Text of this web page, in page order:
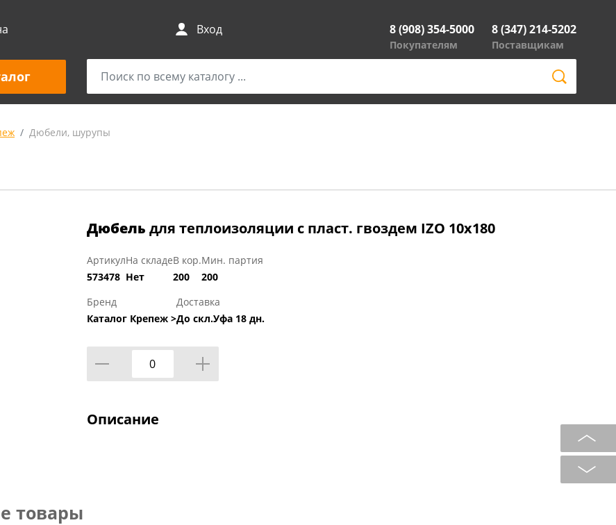
Вход 8 (908) 354-5000
Покупателям
8 (347) 214-5202
Поставщикам
Дюбели, шурупы
Дюбель для теплоизоляции с пласт. гвоздем IZO 10х180
Артикул
573478
На складе
Нет
В кор.
200
Мин. партия
200
Бренд
Каталог Крепеж >
Доставка
До скл.Уфа 18 дн.
Описание
товары